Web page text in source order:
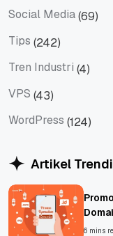
Social Media(69)
Tips (242)
Tren Industri (4)
VPS (43)
WordPress (124)
Artikel
6 mins